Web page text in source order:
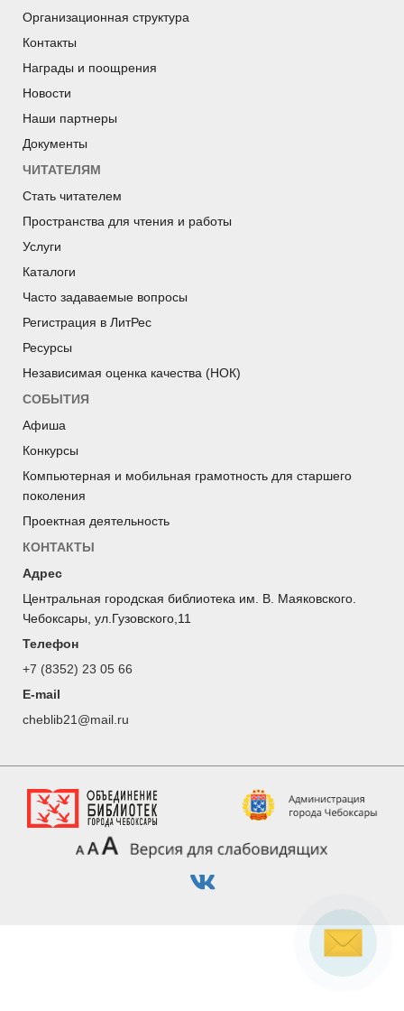
Организационная структура
Контакты
Награды и поощрения
Новости
Наши партнеры
Документы
ЧИТАТЕЛЯМ
Стать читателем
Пространства для чтения и работы
Услуги
Каталоги
Часто задаваемые вопросы
Регистрация в ЛитРес
Ресурсы
Независимая оценка качества (НОК)
СОБЫТИЯ
Афиша
Конкурсы
Компьютерная и мобильная грамотность для старшего
поколения
Проектная деятельность
КОНТАКТЫ
Адрес
Центральная городская библиотека им. В. Маяковского.
Чебоксары, ул.Гузовского,11
Телефон
+7 (8352) 23 05 66
E-mail
cheblib21@mail.ru